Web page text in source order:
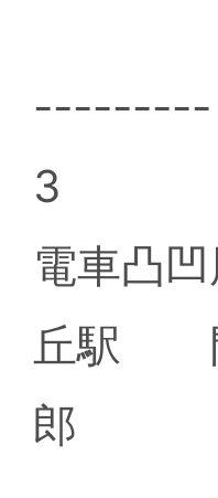
3
電車凸
丘駅 門
郎